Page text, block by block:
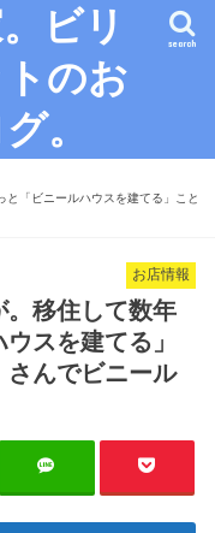
ビリ
のお
。
search
「ビニールハウスを建てる」こと
お店情報
。移住して数年
スを建てる」
さんでビニール